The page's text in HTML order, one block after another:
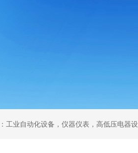
工业自动化设备，仪器仪表，高低压电器设